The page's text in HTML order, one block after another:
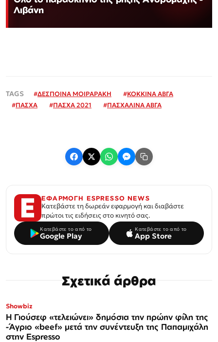
Λιβάνη
#ΔΕΣΠΟΙΝΑ ΜΟΙΡΑΡΑΚΗ #ΚΟΚΚΙΝΑ ΑΒΓΑ
#ΠΑΣΧΑ #ΠΑΣΧΑ 2021 #ΠΑΣΧΑΛΙΝΑ ΑΒΓΑ
ΕΦΑΡΜΟΓΗ ESPRESSO NEWS
Κατεβάστε τη δωρεάν εφαρμογή και διαβάστε
πρώτοι τις ειδήσεις στο κινητό σας.
Κατεβάστε το από το
Google Play
Κατεβάστε το από το
App Store
Σχετικά άρθρα
Showbiz
Η Γιούσεφ «τελειώνει» δημόσια την πρώην φίλη της
-Άγριο «beef» μετά την συνέντευξη της Παπαμιχάλη
στην Espresso